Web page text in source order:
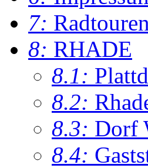
7: Radtouren
8: RHADE
8.1:
8.2:
8.3: Dorf
8.4: